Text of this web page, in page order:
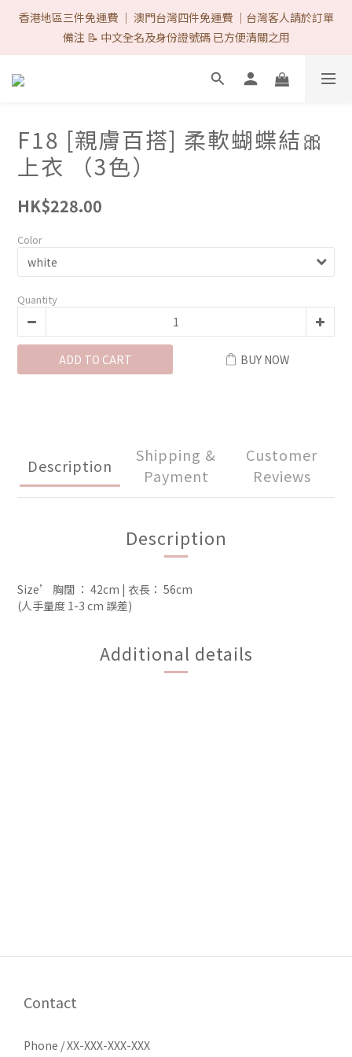
首次購物優惠 Follow IG & Like 3 posts 可減-$8 ♡（完成後DM取
優惠代碼）/ 網站所有的付款方式 1律免手續費. ♡
香港地區三件免運費 ｜ 澳門台灣四件免運費 ｜台灣客人請於訂單
備注 📝 中文全名及身份證號碼 已方便清關之用
首次購物優惠 Follow IG & Like 3 posts 可減-$8 ♡（完成後DM取
F18 [親膚百搭] 柔軟蝴蝶結🎀
上衣 （3色）
HK$228.00
Color
Quantity
ADD TO CART BUY NOW
Description
Shipping &
Payment
Customer
Reviews
Description
Size’ 胸闊 ： 42cm | 衣長： 56cm
(人手量度 1-3 cm 誤差)
Additional details
Contact
Phone / XX-XXX-XXX-XXX